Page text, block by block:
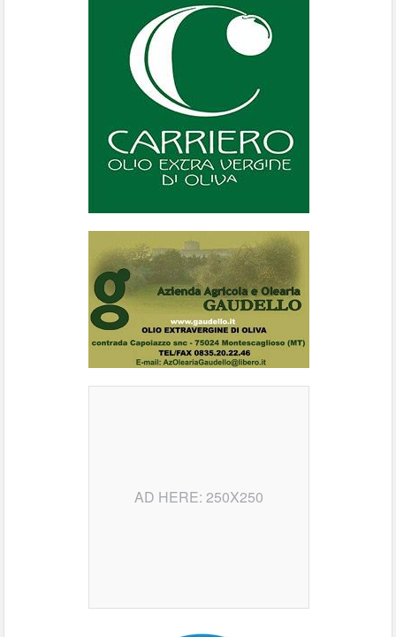
AD HERE: 250X250